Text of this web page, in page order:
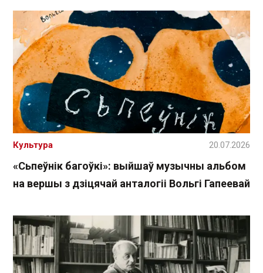
«Сьпеўнік багоўкі»: выйшаў музычны альбом
на вершы з дзіцячай анталогіі Вольгі Гапеевай
Культура 20.07.2026